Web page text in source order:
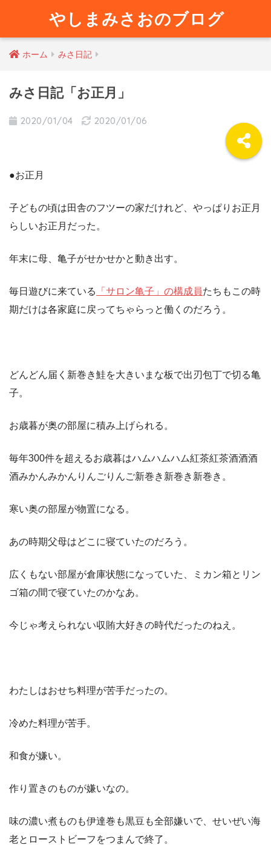
やしまみさおのブログ
ホーム みさ日記
みさ日記「お正月」
2020/01/04 2020/01/06
●お正月
子どもの頃は田舎のフツーの家だけれど、やっぱりお正月
らしいお正月だった。
年末に母、亀子がせかせかと動き出す。
毎日遊びに来ている 「サロン亀子」の構成員たちもこの時
期だけは各家庭に戻ってちゃらっと働くのだろう。
どんどん届く新巻き鮭を大きいまな板で出刃包丁で切る亀
子。
お歳暮が奥の部屋に積み上げられる。
毎年300件を超えるお歳暮はハムハムハム紅茶紅茶酒酒酒
酒みかんみかんりんごりんご新巻き新巻き新巻き。
寒い奥の部屋が物置になる。
あの時期父母はどこに寝ていたのだろう。
広くもない部屋が倉庫状態になっていた、ミカン箱とリン
ゴ箱の間で寝ていたのかなあ。
今じゃ考えられない収賄大好きの時代だったのねえ。
わたしはおせち料理が苦手だったの。
冷めた料理が苦手。
和食が嫌い。
作り置きのものが嫌いなの。
味の濃い煮ものも伊達巻も黒豆も全部嫌いで、せいぜい海
老とローストビーフをつまんで終了。